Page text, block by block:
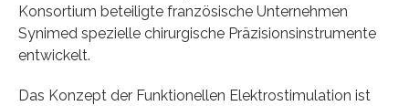
Konsortium beteiligte französische Unternehmen
Synimed spezielle chirurgische Präzisionsinstrumente
entwickelt.
Das Konzept der Funktionellen Elektrostimulation ist